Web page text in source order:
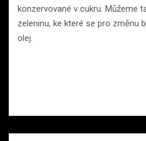
konzervované v cukru. Můžeme
zeleninu, ke které se pro změnu
olej.